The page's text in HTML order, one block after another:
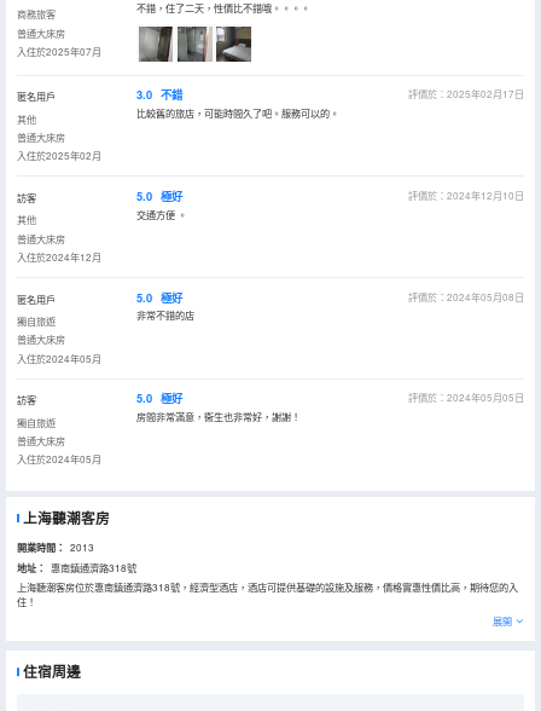
商務旅客
普通大床房
入住於2025年07月
不錯，住了二天，性價比不錯哦。。。。
匿名用戶
其他
普通大床房
入住於2025年02月
3.0 不錯
評價於：2025年02月17日
比較舊的旅店，可能時間久了吧。服務可以的。
訪客
其他
普通大床房
入住於2024年12月
5.0 極好
評價於：2024年12月10日
交通方便 。
匿名用戶
獨自旅遊
普通大床房
入住於2024年05月
5.0 極好
評價於：2024年05月08日
非常不錯的店
訪客
獨自旅遊
普通大床房
入住於2024年05月
5.0 極好
評價於：2024年05月05日
房間非常滿意，衞生也非常好，謝謝！
上海聽潮客房
開業時間： 2013
地址：
惠南鎮通濟路318號
上海聽潮客房位於惠南鎮通濟路318號，經濟型酒店，酒店可提供基礎的設施及服務，價格實惠性價比高，期待您的入
住！
展開
住宿周邊